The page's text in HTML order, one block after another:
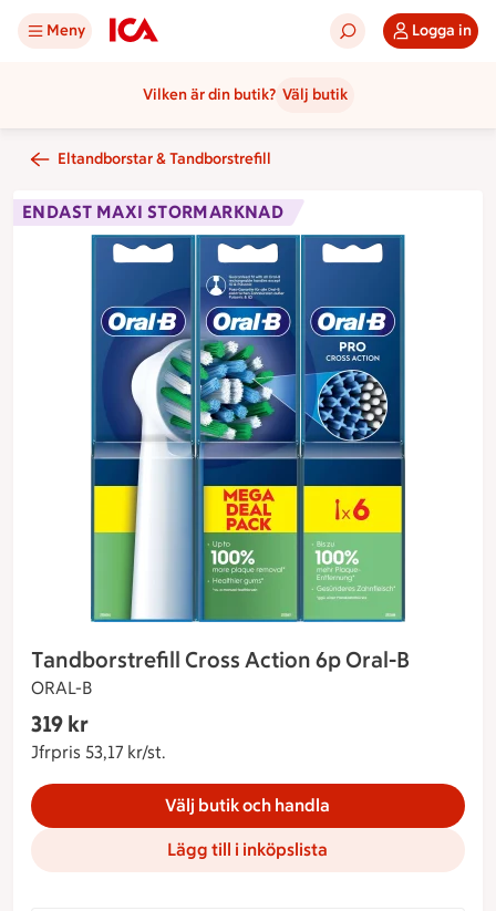
Meny Logga in
Vilken är din butik? Välj butik
Eltandborstar & Tandborstrefill
ENDAST MAXI STORMARKNAD
Tandborstrefill Cross Action 6p Oral-B
ORAL-B
319 kr
Jfrpris 53,17 kr/st.
Välj butik och handla
Lägg till i inköpslista